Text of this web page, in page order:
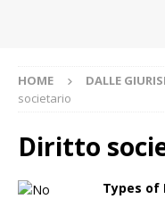
HOME DALLE
societario
Diritto
Types of